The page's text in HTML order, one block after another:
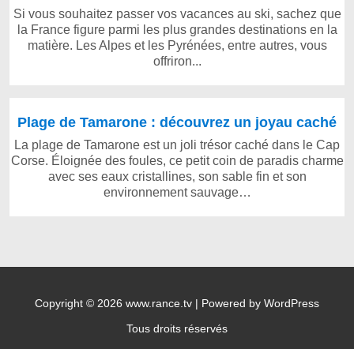
Si vous souhaitez passer vos vacances au ski, sachez que
la France figure parmi les plus grandes destinations en la
matière. Les Alpes et les Pyrénées, entre autres, vous
offriron...
Plage de Tamarone : découvrez un joyau caché
La plage de Tamarone est un joli trésor caché dans le Cap
Corse. Éloignée des foules, ce petit coin de paradis charme
avec ses eaux cristallines, son sable fin et son
environnement sauvage…
Copyright © 2026 www.rance.tv | Powered by WordPress
Tous droits réservés